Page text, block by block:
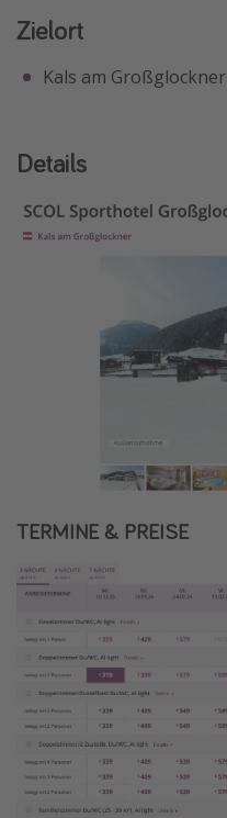
Zielort
Kals am Großglockner
Details
TERMINE & PREISE